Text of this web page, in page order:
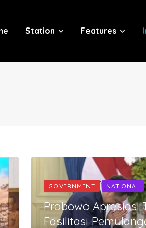
Station Features
GOVERNMENT NATIONAL
Prabowo Apresiasi
Fasilitasi